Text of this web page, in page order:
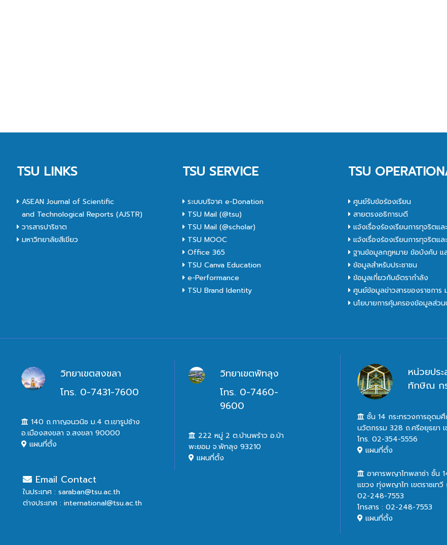
TSU LINKS
ASEAN Journal of Scientific
and Technological Reports (AJSTR)
วารสารปาริชาต
มหาวิทยาลัยสีเขียว
TSU SERVICE
ระบบบริจาค e-Donation
TSU Mail (@tsu)
TSU Mail (@scholar)
TSU MOOC
Office 365
TSU Canva Education
e-Performance
TSU Brand Identity
TSU
ศูนย์รับข้อร้องเรียน
สายตรงอธิการบดี
แจ้งเรื่องร้องเรียนการทุจริตแ
แจ้งเรื่องร้องเรียนการทุจริตแ
ฐานข้อมูลกฎหมาย ข้อบังคับ แล
ข้อมูลสำหรับประชาชน
ข้อมูลเกี่ยวกับอัตรากำลัง
ศูนย์ข้อมูลข่าวสารของราชกา
นโยบายการคุ้มครองข้อมูลส่ว
วิทยาเขตสงขลา
โทร. 0-7431-7600
140 ถ.กาญจนวนิช ม.4 ต.เขารูปช้าง
อ.เมืองสงขลา จ.สงขลา 90000
แผนที่ตั้ง
วิทยาเขตพัทลุง
โทร. 0-7460-
9600
222 หมู่ 2 ต.บ้านพร้าว อ.ป่า
พะยอม จ.พัทลุง 93210
แผนที่ตั้ง
Email Contact
ในประเทศ : saraban@tsu.ac.th
ต่างประเทศ : international@tsu.ac.th
หน่วยปร
ทักษิณ ก
ชั้น 14 กระทรวงการอุดม
นวัตกรรม 328 ถ.ศรีอยุธยา
โทร. 02-354-5556
แผนที่ตั้ง
อาคารพญาไทพลาซ่า ชั้น
แขวง ทุ่งพญาไท เขตราชเท
02-248-7553
โทรสาร : 02-248-7553
แผนที่ตั้ง